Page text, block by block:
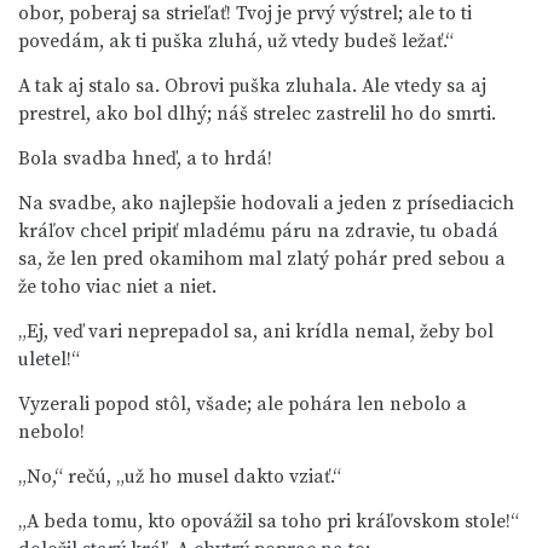
obor, poberaj sa strieľať! Tvoj je prvý výstrel; ale to ti
povedám, ak ti puška zluhá, už vtedy budeš ležať.“
A tak aj stalo sa. Obrovi puška zluhala. Ale vtedy sa aj
prestrel, ako bol dlhý; náš strelec zastrelil ho do smrti.
Bola svadba hneď, a to hrdá!
Na svadbe, ako najlepšie hodovali a jeden z prísediacich
kráľov chcel pripiť mladému páru na zdravie, tu obadá
sa, že len pred okamihom mal zlatý pohár pred sebou a
že toho viac niet a niet.
„Ej, veď vari neprepadol sa, ani krídla nemal, žeby bol
uletel!“
Vyzerali popod stôl, všade; ale pohára len nebolo a
nebolo!
„No,“ rečú, „už ho musel dakto vziať.“
„A beda tomu, kto opovážil sa toho pri kráľovskom stole!“